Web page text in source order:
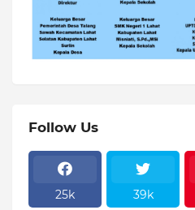
Follow Us
25k 39k